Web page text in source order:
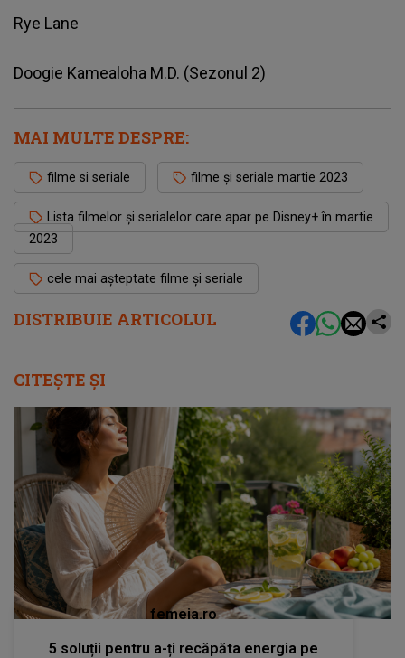
DISTRIBUIE ARTICOLUL
Rye Lane
Doogie Kamealoha M.D. (Sezonul 2)
MAI MULTE DESPRE:
filme si seriale filme și seriale martie 2023
Lista filmelor și serialelor care apar pe Disney+ în martie
2023
cele mai așteptate filme și seriale
CITEȘTE ȘI
femeia.ro
5 soluții pentru a-ți recăpăta energia pe